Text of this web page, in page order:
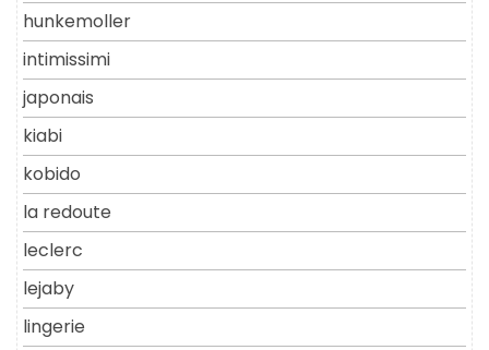
hunkemoller
intimissimi
japonais
kiabi
kobido
la redoute
leclerc
lejaby
lingerie